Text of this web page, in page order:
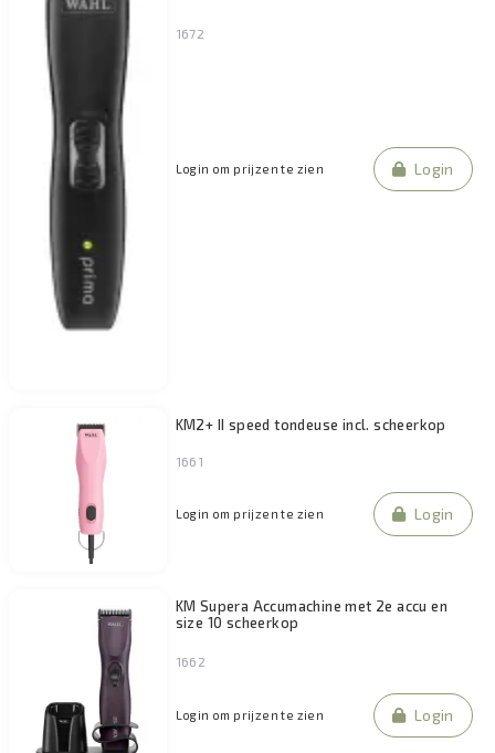
1672
Login om prijzen te zien Login
KM2+ II speed tondeuse incl. scheerkop
1661
Login om prijzen te zien Login
KM Supera Accumachine met 2e accu en
size 10 scheerkop
1662
Login om prijzen te zien Login